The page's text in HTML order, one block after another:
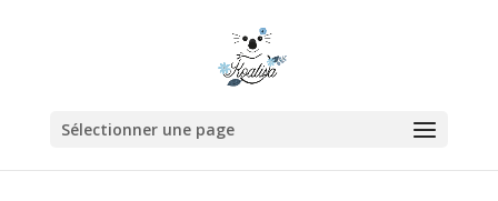
Sélectionner une page